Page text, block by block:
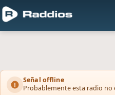
Señal offline
Probablemente esta radio no